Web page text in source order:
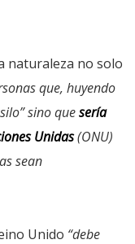
naturaleza no solo
que, huyendo
sino quesería
Unidas(ONU)
sean
Unido “debe